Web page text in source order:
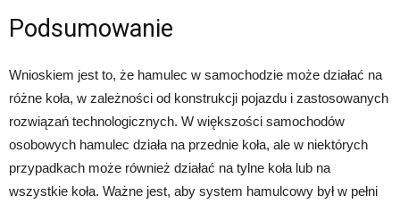
Podsumowanie
Wnioskiem jest to, że hamulec w samochodzie może działać na
różne koła, w zależności od konstrukcji pojazdu i zastosowanych
rozwiązań technologicznych. W większości samochodów
osobowych hamulec działa na przednie koła, ale w niektórych
przypadkach może również działać na tylne koła lub na
wszystkie koła. Ważne jest, aby system hamulcowy był w pełni